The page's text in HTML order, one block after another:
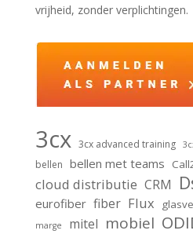
vrijheid, zonder verplichtingen.
3cx 3cx advanced training
bellen bellen met teams
cloud distributie CRM
eurofiber fiber Flux
marge mitel mobiel